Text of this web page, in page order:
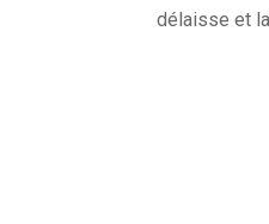
délaisse et